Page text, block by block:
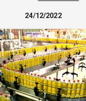
MUJER
ECONOMÍA
SOCIEDAD Y CULTURA
JUVENTUD
CORREO DE LECTORES
DEBATE
ARCHIVO
DECLARACIONES
24/12/2022